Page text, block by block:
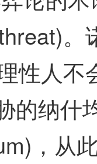
性人不
的纳什
，从